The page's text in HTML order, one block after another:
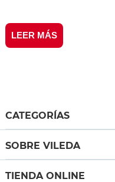
LEER MÁS
CATEGORÍAS
SOBRE VILEDA
TIENDA ONLINE